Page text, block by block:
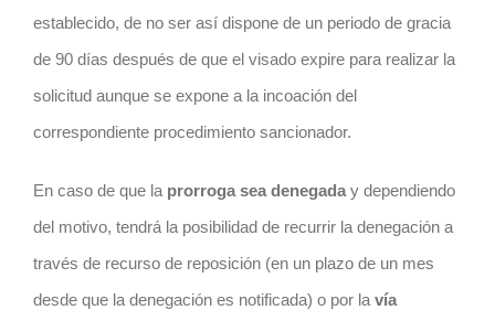
establecido, de no ser así dispone de un periodo de gracia
de 90 días después de que el visado expire para realizar la
solicitud aunque se expone a la incoación del
correspondiente procedimiento sancionador.
En caso de que la prorroga sea denegaday dependiendo
del motivo, tendrá la posibilidad de recurrir la denegación a
través de recurso de reposición (en un plazo de un mes
desde que la denegación es notificada) o por la vía